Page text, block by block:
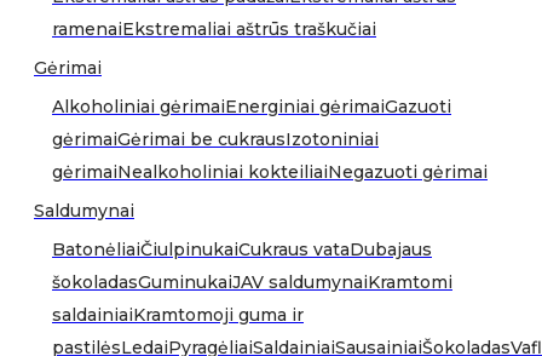
ramenaiEkstremaliai aštrūs traškučiai
Gėrimai
Alkoholiniai gėrimaiEnerginiai gėrimaiGazuoti
gėrimaiGėrimai be cukrausIzotoniniai
gėrimaiNealkoholiniai kokteiliaiNegazuoti gėrimai
Saldumynai
BatonėliaiČiulpinukaiCukraus vataDubajaus
šokoladasGuminukaiJAV saldumynaiKramtomi
saldainiaiKramtomoji guma ir
pastilėsLedaiPyragėliaiSaldainiaiSausainiaiŠokoladas